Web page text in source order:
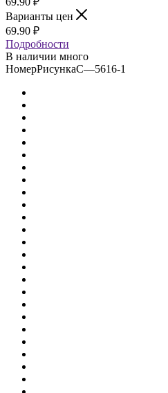
Варианты цен
69.90 ₽
Подробности
В наличии много
НомерРисункаС—5616-1